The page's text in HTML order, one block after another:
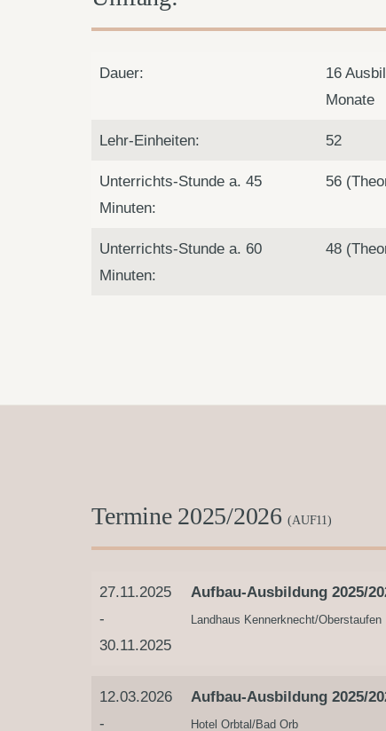
Dauer:
16
Monate
Lehr-Einheiten: 52
Unterrichts-Stunde a. 45
Minuten:
56
Unterrichts-Stunde a. 60
Minuten:
48
Termine 2025/2026(AUF11)
27.11.2025
-
30.11.2025
Aufbau-Ausbildung 2025/
Landhaus Kennerknecht/Oberstaufen
12.03.2026
-
Aufbau-Ausbildung 2025/
Hotel Orbtal/Bad Orb